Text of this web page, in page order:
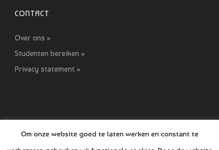
CONTACT
Over ons »
Studenten bereiken »
Privacy statement »
Om onze website goed te laten werken en constant te